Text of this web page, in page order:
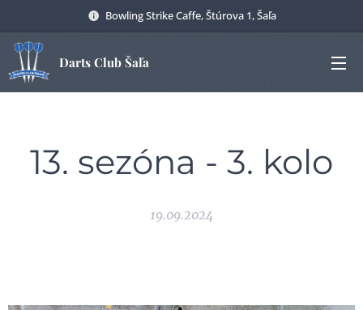
Bowling Strike Caffe, Štúrova 1, Šaľa
Darts Club Šaľa
13. sezóna - 3. kolo
19.09.2024